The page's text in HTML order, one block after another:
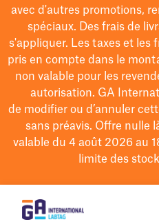
avec d'autres promotions,
spéciaux. Des frais de
s'appliquer. Les taxes et les
pris en compte dans le
non valable pour les
autorisation. GA
de modifierou d’annuler
sans préavis. Offre nulle
valable du 4 août 2026 au
limite des